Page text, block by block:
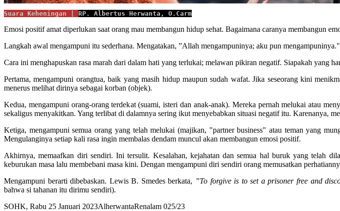
Suara Keheningan | RP. Albertus Herwanta, O.Carm
Emosi positif amat diperlukan saat orang mau membangun hidup sehat. Bagaimana caranya membangun
Langkah awal mengampuni itu sederhana. Mengatakan, ”Allah mengampuninya; aku pun
Cara ini menghapuskan rasa marah dari dalam hati yang terlukai; melawan pikiran negatif. Siapakah yang
Pertama, mengampuni orangtua, baik yang masih hidup maupun sudah wafat. Jika seseorang kini
menerus melihat dirinya sebagai korban (objek).
Kedua, mengampuni orang-orang terdekat (suami, isteri dan anak-anak). Mereka pernah melukai atau
sekaligus menyakitkan. Yang terlibat di dalamnya sering ikut menyebabkan situasi negatif itu. Karenanya,
Ketiga, mengampuni semua orang yang telah melukai (majikan, "partner business" atau teman yang
Mengulanginya setiap kali rasa ingin membalas dendam muncul akan membangun emosi positif.
Akhirnya, memaafkan diri sendiri. Ini tersulit. Kesalahan, kejahatan dan semua hal buruk yang telah
keburukan masa lalu membebani masa kini. Dengan mengampuni diri sendiri orang memusatkan
Mengampuni berarti dibebaskan. Lewis B. Smedes berkata, ”To forgive is to set a prisoner free and
bahwa si tahanan itu dirimu sendiri).
SOHK, Rabu 25 Januari 2023AlherwantaRenalam 025/23